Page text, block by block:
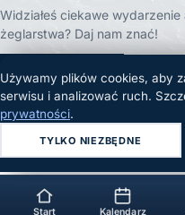
Widziałeś ciekawe
żeglarstwa? Daj nam znać!
ZGŁOŚ TEMAT
© 2026 Żeglarski.info. Wszelkie
Używamy plików cookies, aby
serwisu i analizować ruch.
prywatności.
TYLKO NIEZBĘDNE
Start Kalendarz